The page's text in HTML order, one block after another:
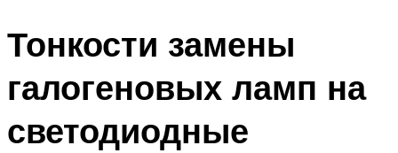
Тонкости замены
галогеновых ламп на
светодиодные